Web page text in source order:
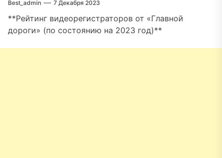
Best_admin 7 Декабря 2023
**Рейтинг видеорегистраторов от «Главной
дороги» (по состоянию на 2023 год)**